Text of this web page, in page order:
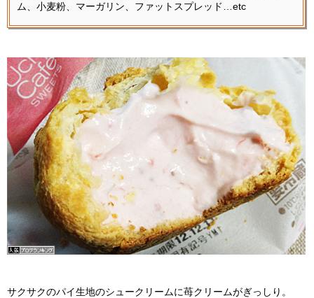
ム、小麦粉、マーガリン、ファットスプレッド…etc
サクサクのパイ生地のシュークリームに苺クリームがぎっしり。